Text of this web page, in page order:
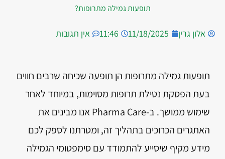
תופעות גמילה מתרופות?
אלון גרין 11/18/2025
11:46 אין תגובות
תופעות גמילה מתרופות הן תופעה שכיחה שרבים חווים
בעת הפסקת נטילת תרופות מסוימות, במיוחד לאחר
שימוש ממושך. ב-Pharma Care אנו מבינים את
האתגרים הכרוכים בתהליך זה, ומטרתנו לספק לכם
מידע מקיף שיסייע להתמודד עם סימפטומי הגמילה